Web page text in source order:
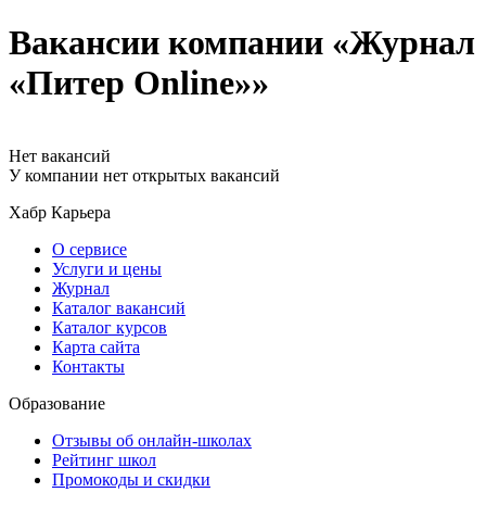
Вакансии компании «Журнал
«Питер Online»»
Нет вакансий
У компании нет открытых вакансий
Хабр Карьера
О сервисе
Услуги и цены
Журнал
Каталог вакансий
Каталог курсов
Карта сайта
Контакты
Образование
Отзывы об онлайн-школах
Рейтинг школ
Промокоды и скидки